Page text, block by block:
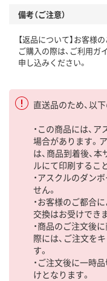
備考（ご注意）
【返品について】お客様
ご購入の際は、ご利用ガ
申し込みください。
直送品のため、以
・この商品には、
場合があります。
は、商品到着後、
ルにて印刷するこ
・アスクルのダン
せん。
・お客様のご都合
交換はお受けでき
・商品のご注文後
際には、ご注文を
す。
・ご注文後に一時
けとなります。